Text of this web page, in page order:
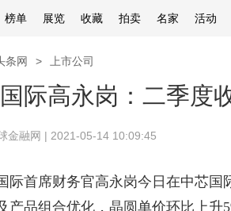
榜单 展览 收藏 拍卖 名家 活动
条网 > 上市公司
际高永岗：二季度
金融网 | 2021-05-14 10:09:45
际首席财务官高永岗今日在中芯
产品组合优化，晶圆单价环比上升